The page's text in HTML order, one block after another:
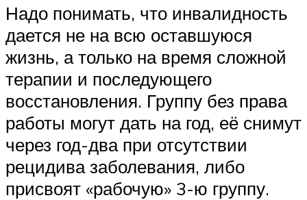
Надо понимать, что инвалидность
дается не на всю оставшуюся
жизнь, а только на время сложной
терапии и последующего
восстановления. Группу без права
работы могут дать на год, её снимут
через год-два при отсутствии
рецидива заболевания, либо
присвоят «рабочую» 3-ю группу.